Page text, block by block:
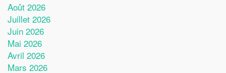
Août 2026
Juillet 2026
Juin 2026
Mai 2026
Avril 2026
Mars 2026